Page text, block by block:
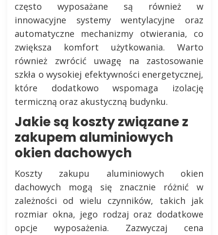
często wyposażane są również w
innowacyjne systemy wentylacyjne oraz
automatyczne mechanizmy otwierania, co
zwiększa komfort użytkowania. Warto
również zwrócić uwagę na zastosowanie
szkła o wysokiej efektywności energetycznej,
które dodatkowo wspomaga izolację
termiczną oraz akustyczną budynku.
Jakie są koszty związane z
zakupem aluminiowych
okien dachowych
Koszty zakupu aluminiowych okien
dachowych mogą się znacznie różnić w
zależności od wielu czynników, takich jak
rozmiar okna, jego rodzaj oraz dodatkowe
opcje wyposażenia. Zazwyczaj cena